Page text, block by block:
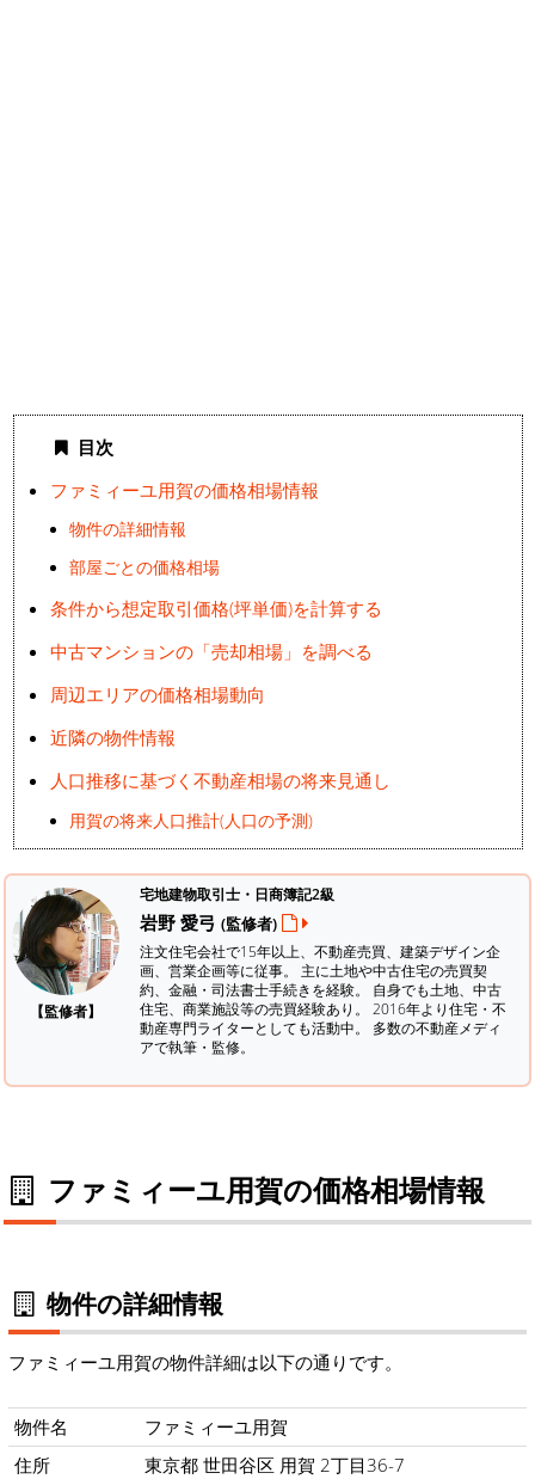
目次
ファミィーユ用賀の価格相場情報
物件の詳細情報
部屋ごとの価格相場
条件から想定取引価格(坪単価)を計算する
中古マンションの「売却相場」を調べる
周辺エリアの価格相場動向
近隣の物件情報
人口推移に基づく不動産相場の将来見通し
用賀の将来人口推計(人口の予測)
【監修者】
宅地建物取引士・日商簿記2級
岩野 愛弓 (監修者)
注文住宅会社で15年以上、不動産売買、建築デザイン企
画、営業企画等に従事。 主に土地や中古住宅の売買契
約、金融・司法書士手続きを経験。 自身でも土地、中古
住宅、商業施設等の売買経験あり。 2016年より住宅・不
動産専門ライターとしても活動中。 多数の不動産メディ
アで執筆・監修。
ファミィーユ用賀の価格相場情報
物件の詳細情報
ファミィーユ用賀の物件詳細は以下の通りです。
物件名
ファミィーユ用賀
住所
東京都 世田谷区 用賀 2丁目36-7